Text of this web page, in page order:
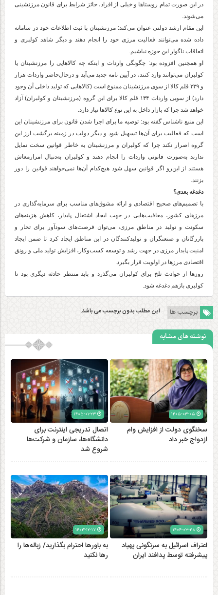
در این صورت تمام روستا‌ها و خیلی از افراد، حائز شرایط برای قانون مرزنشینی
می‌شوند.
این مقام ارشد دولتی عنوان می‌کند: مرزنشینان با ثبت اطلاعات خود در سامانه
داده شده می‌توانند فعالیت مرزی خود را انجام دهند و دیگر شاهد کولبری و
اتفاقات ناگوار این حوزه نباشیم.
او همچنین افزوده بود: چگونگی واردات و اینکه چه کالا‌هایی را مرزنشینان یا
کولبران می‌توانند وارد کنند، در آیین نامه جدید می‌آید و درحال‌حاضر واردات هزار
و ۳۳۹ قلم کالا از سوی مرزنشینان ممنوع است (کالا‌هایی که تولید داخلی آن وجود
دارد) از سویی واردات ۱۳۴ قلم کالا برای این گروه (مرزنشینان و کولبران) آزاد
خواهد شد چرا که بازار داخل به این نوع کالا‌ها نیاز دارد.
این منبع ناشناس گفته بود: توصیه ما برای اجرا شدن قانون برای مرزنشینان این
است که فعالیت برای آن‌ها تسهیل شود و دیگر دولت در زمینه برگشت ارز این
گروه اصرار نکند چرا که کولبران و مرزنشینان به خاطر قوانین سخت تمایل
ندارند به‌صورت قانونی واردات را انجام دهند و کولبران به‌دنبال امرارمعاش
هستند از این‌رو اگر قوانین سهل شود هیچ‌کدام آن‌ها نمی‌خواهند قوانین را دور
بزنند.
دغدغه بعدی؟
با تصمیم‌های صحیح اقتصادی و ارائه مشوق‌های مناسب برای سرمایه‌گذاری در
مرز‌های کشور، معافیت‌هایی در جهت ایجاد اشتغال پایدار، کاهش هزینه‌های
سکونت و تولید در مناطق مرزی، می‌توان فرصت‌های سودآور برای تجار و
بازرگانان و صنعتگران و تولیدکنندگان در این مناطق ایجاد کرد تا ضمن ایجاد
امنیت پایدار مرزی در جهت رشد و توسعه کسب‌و‌کار، افزایش تولید ملی و رونق
اقتصادی مرز‌ها در اولویت قرار بگیرد.
روز‌ها از حوادث تلخ برای کولبران می‌گذرد و باید منتظر حادثه دیگری بود تا
کولبری بازهم دغدغه شود.
برچسب ها این مطلب بدون برچسب می باشد.
نوشته های مشابه
سخنگوی دولت از افزایش وام
ازدواج خبر داد
اتصال تدریجی اینترنت برای
دانشگاه‌ها، سازمان و شرکت‌ها
شروع شد
۱۴۰۴-۰۳-۲۸
اعتراف اسرائیل به سرنگونی پهپاد
پیشرفته توسط پدافند ایران
به باورها احترام بگذارید/ زباله‌ها را
رها نکنید